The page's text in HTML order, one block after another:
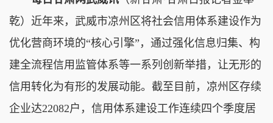
乾）近年来，武威市凉州区将社会信用体系建设作为
优化营商环境的“核心引擎”，通过强化信息归集、构
建全流程信用监管体系等一系列创新举措，让无形的
信用转化为有形的发展动能。截至目前，凉州区存续
企业达22082户，信用体系建设工作连续四个季度居